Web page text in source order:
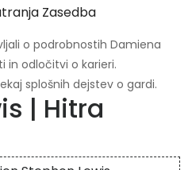
Zasedba
o podrobnostih Damiena
in odločitvi o karieri.
splošnih dejstev o gardi.
| Hitra